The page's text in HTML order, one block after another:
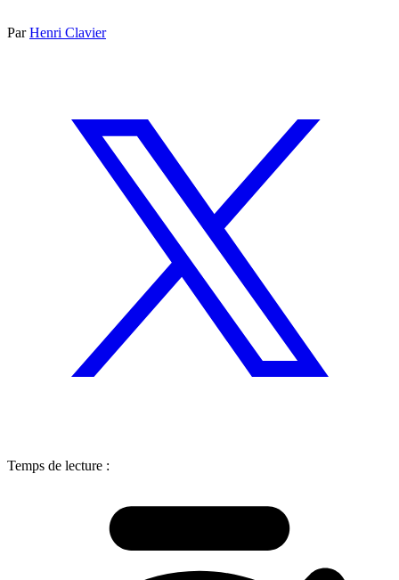
ParHenri Clavier
Temps de lecture :